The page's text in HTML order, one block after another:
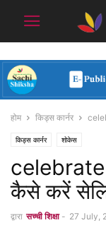
होम किड्स कार्नर
किड्स कार्नर शोकेस
कैसे करें
द्वारा सच्ची शिक्षा - 27 July,